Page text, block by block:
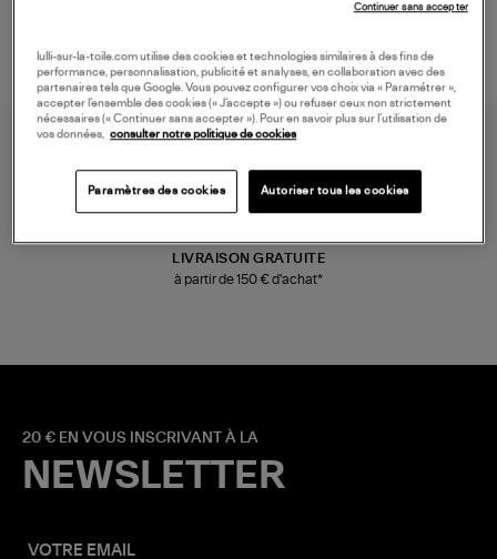
LIVRAISON GRATUITE
à partir de 150 € d'achat*
20 € EN VOUS INSCRIVANT À LA
NEWSLETTER
lulli-sur-la-toile.com utilise des cookies et technologies similaires à des fins de
performance, personnalisation, publicité et analyses, en collaboration avec des
partenaires tels que Google. Vous pouvez configurer vos choix via « Paramétrer »,
accepter l’ensemble des cookies (« J’accepte ») ou refuser ceux non strictement
nécessaires (« Continuer sans accepter »). Pour en savoir plus sur l’utilisation de
vos données,
consulter notre politique de cookies
Paramètres des cookies Autoriser tous les cookies
Continuer sans accepter